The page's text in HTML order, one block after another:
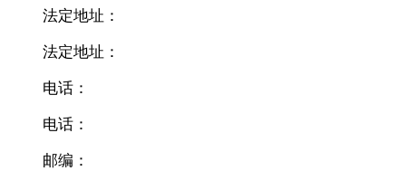
法定地址：
法定地址：
电话：
电话：
邮编：